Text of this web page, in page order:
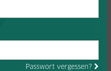
Passwort vergessen?